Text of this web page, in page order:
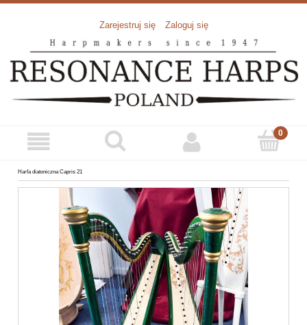
Zarejestruj się Zaloguj się
Harfa diatoniczna Capris 21